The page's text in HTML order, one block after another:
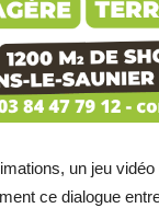
un jeu
ce dialogue